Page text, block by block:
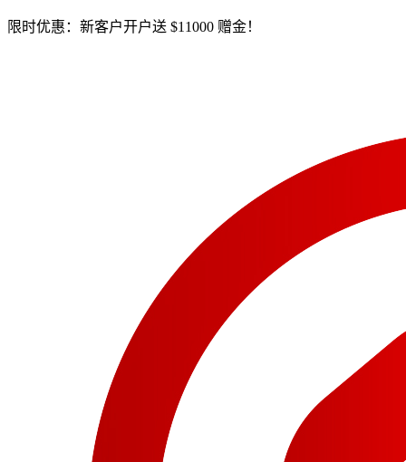
限时优惠：新客户开户送 $11000 赠金！